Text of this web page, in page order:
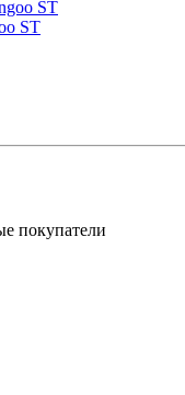
ST
покупатели